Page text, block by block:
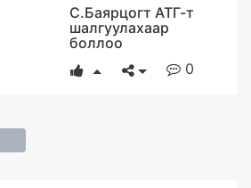
С.Баярцогт АТГ-т
шалгуулахаар
боллоо
0